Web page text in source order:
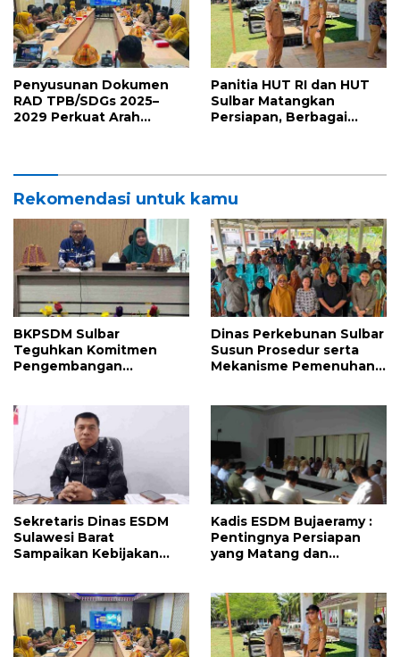
Penyusunan Dokumen
RAD TPB/SDGs 2025–
2029 Perkuat Arah
Panitia HUT RI dan HUT
Sulbar Matangkan
Persiapan, Berbagai
Rekomendasi untuk kamu
BKPSDM Sulbar
Teguhkan Komitmen
Pengembangan
Perjanjian Tugas Belajar
2026
Dinas Perkebunan Sulbar
Susun Prosedur serta
Mekanisme Pemenuhan
Pasangkayu
Sekretaris Dinas ESDM
Sulawesi Barat
Sampaikan Kebijakan
Kadis ESDM Bujaeramy :
Pentingnya Persiapan
yang Matang dan
Sulawesi Barat ke-22